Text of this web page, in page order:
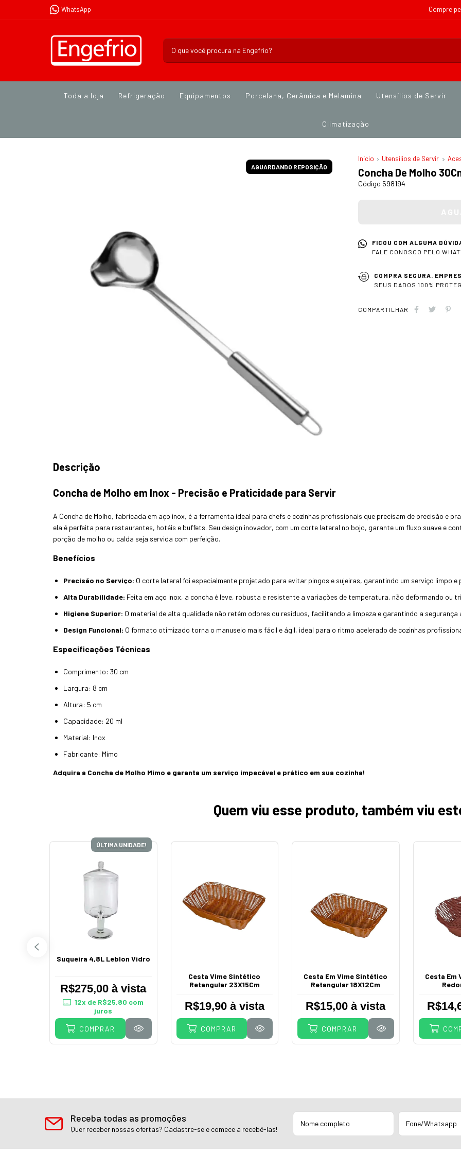
WhatsApp Compre
Toda a loja Refrigeração Equipamentos Porcelana, Cerâmica e Melamina Utensílios de Servir
Climatização
AGUARDANDO REPOSIÇÃO
Início Utensílios de Servir
Concha De Molho
Código 598194
FICOU COM ALGUMA
FALE CONOSCO PELO
COMPRA SEGURA.
SEUS DADOS 100%
COMPARTILHAR
Descrição
Concha de Molho em Inox - Precisão e Praticidade para Servir
A Concha de Molho, fabricada em aço inox, é a ferramenta ideal para chefs e cozinhas profissionais que precisam de precisão e
ela é perfeita para restaurantes, hotéis e buffets. Seu design inovador, com um corte lateral no bojo, garante um fluxo suave e
porção de molho ou calda seja servida com perfeição.
Benefícios
Precisão no Serviço: O corte lateral foi especialmente projetado para evitar pingos e sujeiras, garantindo um serviço limpo e
Alta Durabilidade: Feita em aço inox, a concha é leve, robusta e resistente a variações de temperatura, não deformando ou
Higiene Superior: O material de alta qualidade não retém odores ou resíduos, facilitando a limpeza e garantindo a segurança
Design Funcional: O formato otimizado torna o manuseio mais fácil e ágil, ideal para o ritmo acelerado de cozinhas
Especificações Técnicas
Comprimento: 30 cm
Largura: 8 cm
Altura: 5 cm
Capacidade: 20 ml
Material: Inox
Fabricante: Mimo
Adquira a Concha de Molho Mimo e garanta um serviço impecável e prático em sua cozinha!
Quem viu esse produto, também viu
ÚLTIMA UNIDADE!
Suqueira 4,8L Leblon Vidro
R$275,00 à vista
12x de R$25,80 com
juros
COMPRAR
Cesta Vime Sintético
Retangular 23X15Cm
R$19,90 à vista
COMPRAR
Cesta Em Vime Sintético
Retangular 18X12Cm
R$15,00 à vista
COMPRAR
Cesta Em
Receba todas as promoções
Quer receber nossas ofertas? Cadastre-se e comece a recebê-las!